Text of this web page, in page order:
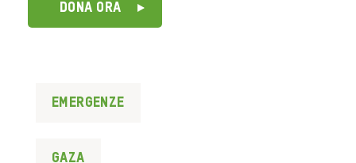
DONA ORA
Emergenze
Gaza